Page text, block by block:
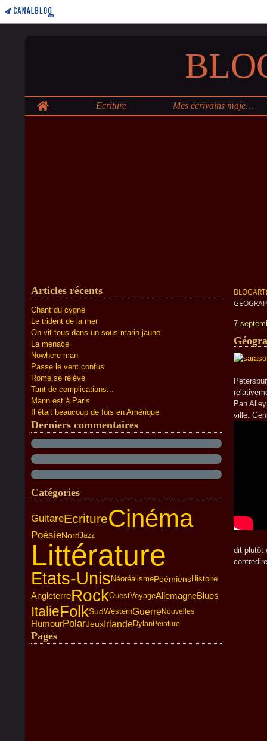
Home Ecriture Mes écrivains majeurs
Articles récents
Chant du cygne
Le trident de la mer
On vit tous dans un sous-marin jaune
La menace
Nowhere man
Passe le vent confus
Rome se relève
Tant de complications...
Mann est à Paris
Il était beaucoup de fois en Amérique
Derniers commentaires
Catégories
GuitareEcritureCinéma
PoésieNordJazz
Littérature
Etats-Unis NéoréalismePoémiensHistoire
AngleterreRockOuestVoyageAllemagneBlues
ItalieFolkSudWesternGuerreNouvelles
HumourPolarJeux IrlandeDylanPeinture
Pages
7
Pan
ville.
dit plutôt